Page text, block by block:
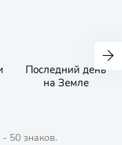
Последний день
на Земле
50 знаков.